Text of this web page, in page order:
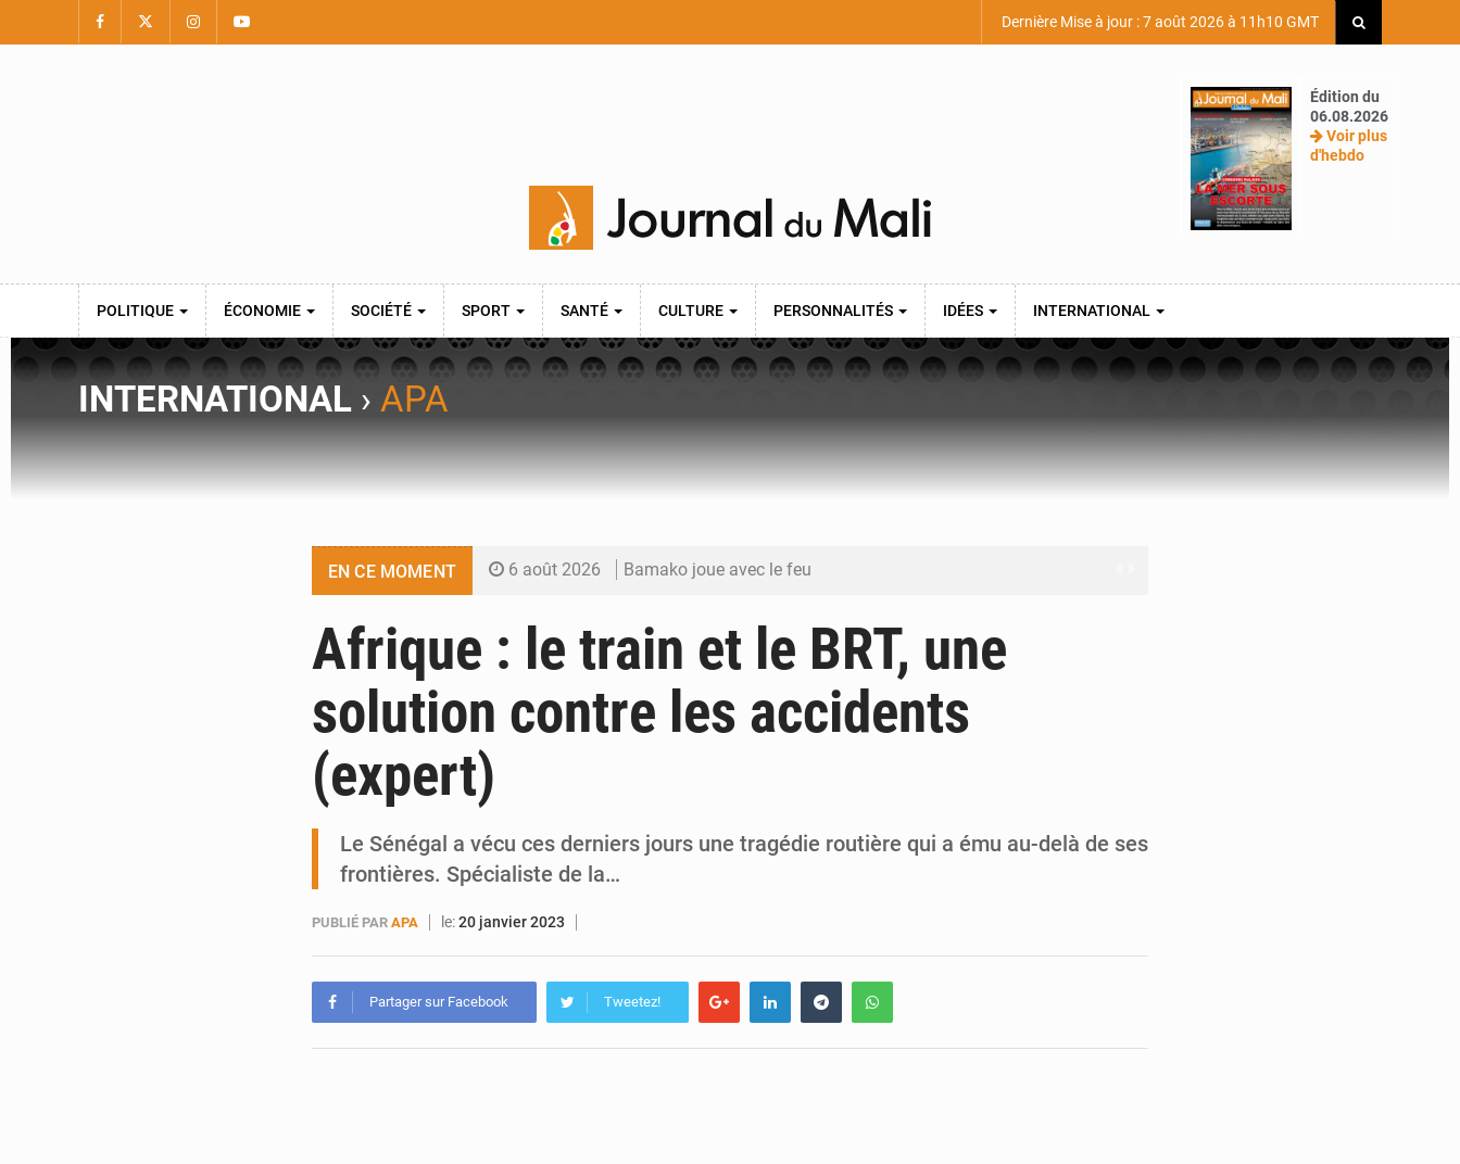
Dernière Mise à jour : 7 août 2026 à 11h10 GMT
Édition du
06.08.2026
Voir plus
d'hebdo
POLITIQUE ÉCONOMIE SOCIÉTÉ SPORT SANTÉ CULTURE PERSONNALITÉS IDÉES INTERNATIONAL
INTERNATIONAL › APA
EN CE MOMENT 6 août 2026 Bamako joue avec le feu
6 août 2026 Dr Abdrahamane Tamboura, économiste
6 août 2026 Ports ouest-africains : la bataille du fret sahélien
Afrique : le train et le BRT, une
solution contre les accidents
(expert)
Le Sénégal a vécu ces derniers jours une tragédie routière qui a ému au-delà de ses
frontières. Spécialiste de la…
PUBLIÉ PAR APA le:20 janvier 2023
Partager sur Facebook Tweetez!